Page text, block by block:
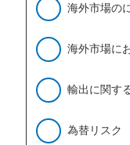
海外市場の
海外市場に
輸出に関す
為替リスク